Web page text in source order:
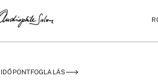
IDŐPONTFOGLALÁS